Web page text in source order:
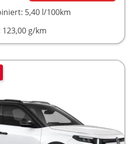
5,40 l/100km
123,00 g/km